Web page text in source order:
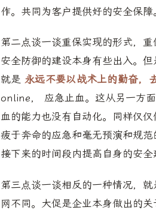
作。共同为客户提供好的安全保障
第二点谈一谈重保实现的形式，
安全防御的建设本身有些出入。
就是 永远不要以战术上的勤奋，
online， 应急止血。这从另一方
血的能力也没有自动化。同样仅
疲于奔命的应急和毫无预演和规
接下来的时间段内提高自身的安
第三点谈一谈相反的一种情况，
网不同。大促是企业本身做出的